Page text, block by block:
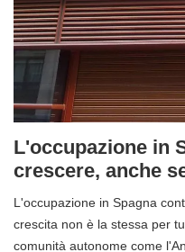
L'occupazione in
crescere, anche
L'occupazione in Spagna
crescita non è la stessa per
comunità autonome come